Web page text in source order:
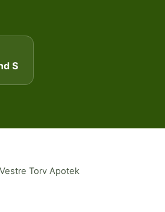
S
Torv Apotek